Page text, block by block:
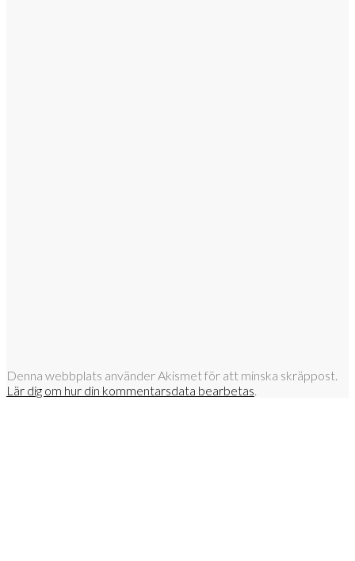
Denna webbplats använder Akismet för att minska skräppost.
Lär dig om hur din kommentarsdata bearbetas.